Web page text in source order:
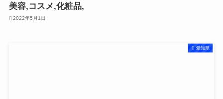
美容,コスメ,化粧品,
2022年5月1日
愛知県